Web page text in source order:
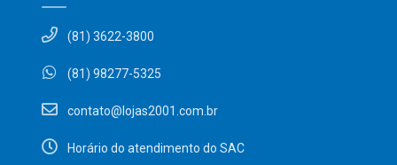
(81) 3622-3800
(81) 98277-5325
contato@lojas2001.com.br
Horário do atendimento do SAC